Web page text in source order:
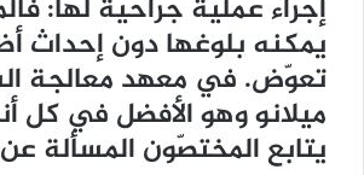
إجراء عمليّة جراحية لها:
يمكنه بلوغها دون إحداث
تعوّض. في معهد معالجة
ميلانو وهو الأفضل في كل
يتابع المختصّون المسألة